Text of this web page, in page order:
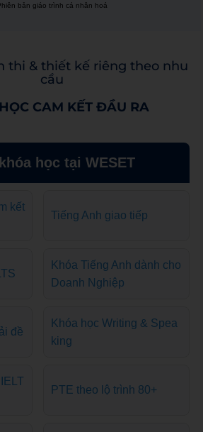
bản giáo trình cá nhân hoá
thi & thiết kế riêng theo nhu
cầu
CAM KẾT ĐẦU RA
học tại WESET
kết
Tiếng Anh giao tiếp
Khóa Tiếng Anh dành cho
Doanh Nghiệp
đề
Khóa học Writing & Spea
king
PTE theo lộ trình 80+